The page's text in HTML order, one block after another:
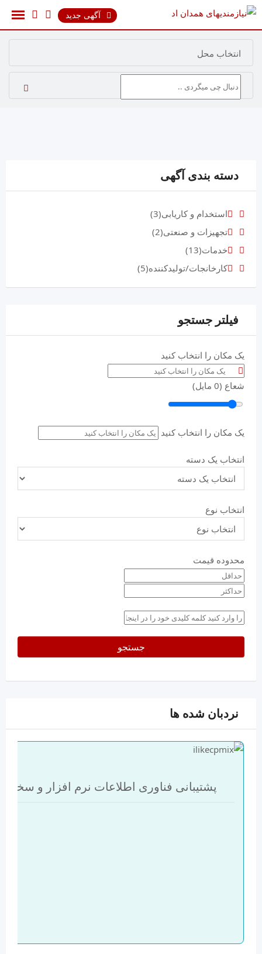
پرش
محتوا
آگهی جدید
انتخاب محل
دسته بندی آگهی
استخدام و کاریابی(3)
تجهیزات و صنعتی(2)
خدمات(13)
کارخانجات/تولیدکننده(5)
فیلتر جستجو
یک مکان را انتخاب کنید
شعاع (0 مایل)
یک مکان را انتخاب کنید
انتخاب یک دسته
انتخاب نوع
محدوده قیمت
حداقل
قیمت
حداکثر
keyword
جستجو
نردبان شده ها
پشتیبانی فناوری اطلاعات نرم افزار و سخت